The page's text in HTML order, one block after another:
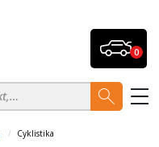
0
Cyklistika